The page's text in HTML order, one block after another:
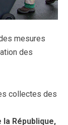
mesures
des
collectes des
la République,